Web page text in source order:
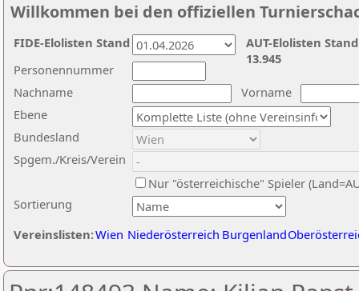
Willkommen bei den offiziellen
Nachname
Vorname
Ebene
Sortierung
Personennummer
Bundesland
Spgem./Kreis/Verein
Nur "österreichische" Spieler
Vereinslisten:Wien Niederösterreich Burgenland
AUT-Elolisten
13.945
FIDE-Elolisten Stand